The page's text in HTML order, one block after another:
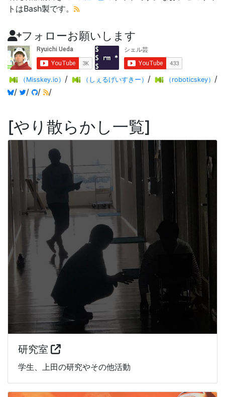
トはBash製です。
フォローお願いします
（Misskey.io） / （しぇるげいすきー） / （roboticskey） /
/
/ / /
やり散らかし一覧
研究室
学生、上田の研究やその他活動